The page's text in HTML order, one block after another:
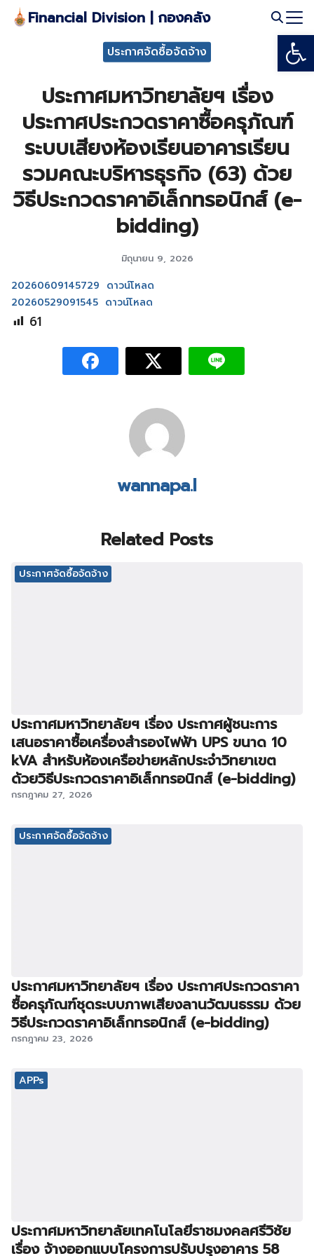
Skip Financial Division | กองคลัง
ประกาศจัดซื้อจัดจ้าง
ประกาศมหาวิทยาลัยฯ เรื่อง
ประกาศประกวดราคาซื้อครุภัณฑ์
ระบบเสียงห้องเรียนอาคารเรียน
รวมคณะบริหารธุรกิจ (63) ด้วย
วิธีประกวดราคาอิเล็กทรอนิกส์ (e-
bidding)
มิถุนายน 9, 2026
20260609145729 ดาวน์โหลด
20260529091545 ดาวน์โหลด
61
wannapa.l
Related Posts
ประกาศจัดซื้อจัดจ้าง
ประกาศมหาวิทยาลัยฯ เรื่อง ประกาศผู้ชนะการ
เสนอราคาซื้อเครื่องสำรองไฟฟ้า UPS ขนาด 10
kVA สำหรับห้องเครือข่ายหลักประจำวิทยาเขต
ด้วยวิธีประกวดราคาอิเล็กทรอนิกส์ (e-bidding)
กรกฎาคม 27, 2026
ประกาศจัดซื้อจัดจ้าง
ประกาศมหาวิทยาลัยฯ เรื่อง ประกาศประกวดราคา
ซื้อครุภัณฑ์ชุดระบบภาพเสียงลานวัฒนธรรม ด้วย
วิธีประกวดราคาอิเล็กทรอนิกส์ (e-bidding)
กรกฎาคม 23, 2026
APPs
ประกาศมหาวิทยาลัยเทคโนโลยีราชมงคลศรีวิชัย
เรื่อง จ้างออกแบบโครงการปรับปรุงอาคาร 58